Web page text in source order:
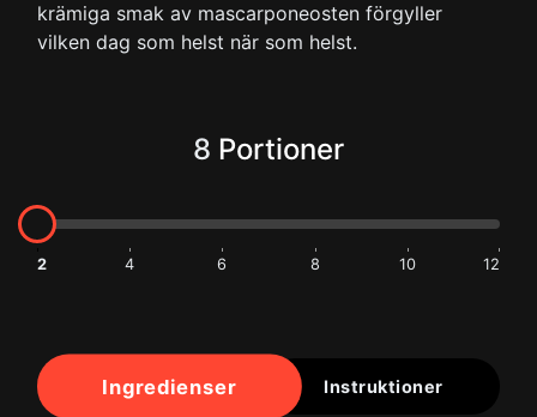
krämiga smak av mascarponeosten förgyller
vilken dag som helst när som helst.
8 Portioner
2 4 6 8 10 12
Ingredienser Instruktioner